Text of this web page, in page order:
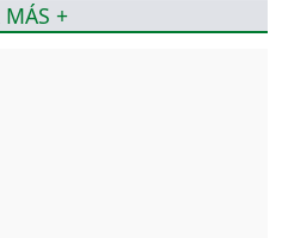
MÁS +